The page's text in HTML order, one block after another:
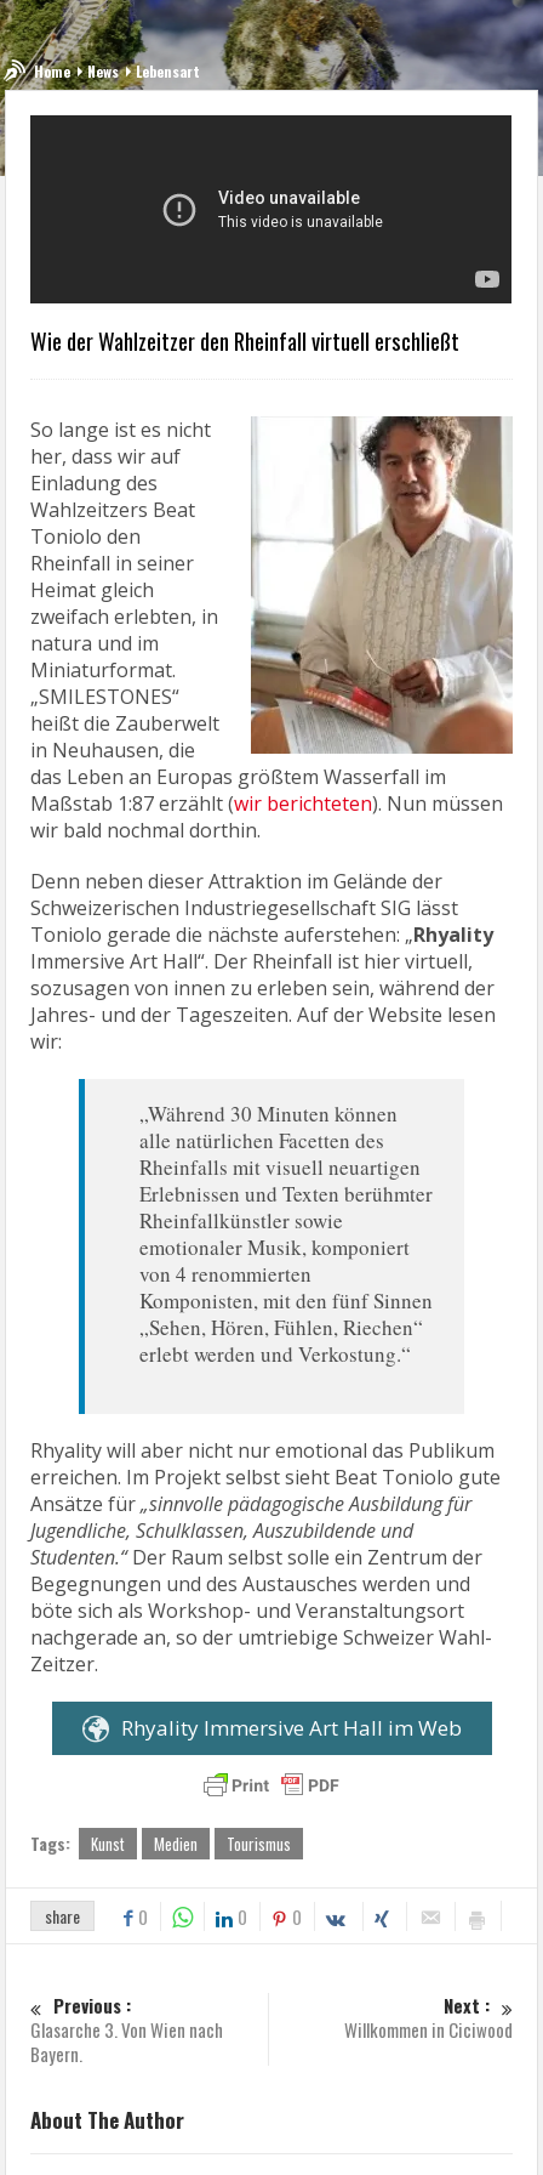
Home News Lebensart
Wie der Wahlzeitzer den Rheinfall virtuell erschließt
So lange ist es nicht
her, dass wir auf
Einladung des
Wahlzeitzers Beat
Toniolo den
Rheinfall in seiner
Heimat gleich
zweifach erlebten, in
natura und im
Miniaturformat.
„SMILESTONES“
heißt die Zauberwelt
in Neuhausen, die
das Leben an Europas größtem Wasserfall im
Maßstab 1:87 erzählt (wir berichteten). Nun müssen
wir bald nochmal dorthin.
Denn neben dieser Attraktion im Gelände der
Schweizerischen Industriegesellschaft SIG lässt
Toniolo gerade die nächste auferstehen: „Rhyality
Immersive Art Hall“. Der Rheinfall ist hier virtuell,
sozusagen von innen zu erleben sein, während der
Jahres- und der Tageszeiten. Auf der Website lesen
wir:
„Während 30 Minuten können
alle natürlichen Facetten des
Rheinfalls mit visuell neuartigen
Erlebnissen und Texten berühmter
Rheinfallkünstler sowie
emotionaler Musik, komponiert
von 4 renommierten
Komponisten, mit den fünf Sinnen
„Sehen, Hören, Fühlen, Riechen“
erlebt werden und Verkostung.“
Rhyality will aber nicht nur emotional das Publikum
erreichen. Im Projekt selbst sieht Beat Toniolo gute
Ansätze für„sinnvolle pädagogische Ausbildung für
Jugendliche, Schulklassen, Auszubildende und
Studenten.“Der Raum selbst solle ein Zentrum der
Begegnungen und des Austausches werden und
böte sich als Workshop- und Veranstaltungsort
nachgerade an, so der umtriebige Schweizer Wahl-
Zeitzer.
Rhyality Immersive Art Hall im Web
Tags: Kunst Medien Tourismus
share 0 0 0
Previous :
Glasarche 3. Von Wien nach
Bayern.
Next :
Willkommen in Ciciwood
About The Author